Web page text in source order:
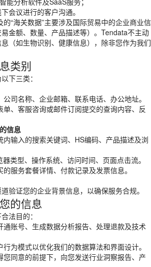
会议进行的客户沟通。
“海关数据”主要涉及国际贸易中的企业商业信
金额、数量、产品描述等）。Tendata不主动
（如生物识别、健康信息），除非您作为我们
类别
下三类：
司名称、企业邮箱、联系电话、办公地址。
、客服咨询或邮件订阅提交的查询内容、反
信息
内输入的搜索关键词、HS编码、产品描述及浏
类型、操作系统、访问时间、页面点击流。
服务套餐详情、付款记录及发票信息。
验证您的企业背景信息，以确保服务合规。
的信息
法目的：
账号、生成数据分析报告、处理退款及技术
为模式以优化我们的数据算法和界面设计。
同意的前提下，向您发送行业洞察报告、产